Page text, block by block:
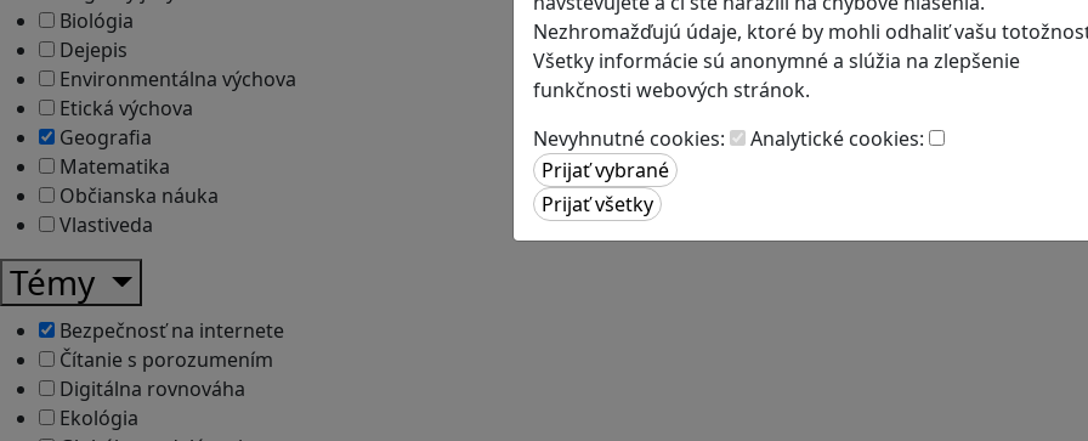
Nezhromažďujú údaje, ktoré by mohli odhaliť vašu
Všetky informácie sú anonymné a slúžia na zlepšenie
funkčnosti webových stránok.
Nevyhnutné cookies:
Analytické cookies:
Biológia
Dejepis
Environmentálna výchova
Etická výchova
Geografia
Matematika
Občianska náuka
Vlastiveda
Témy
Bezpečnosť na internete
Čítanie s porozumením
Digitálna rovnováha
Ekológia